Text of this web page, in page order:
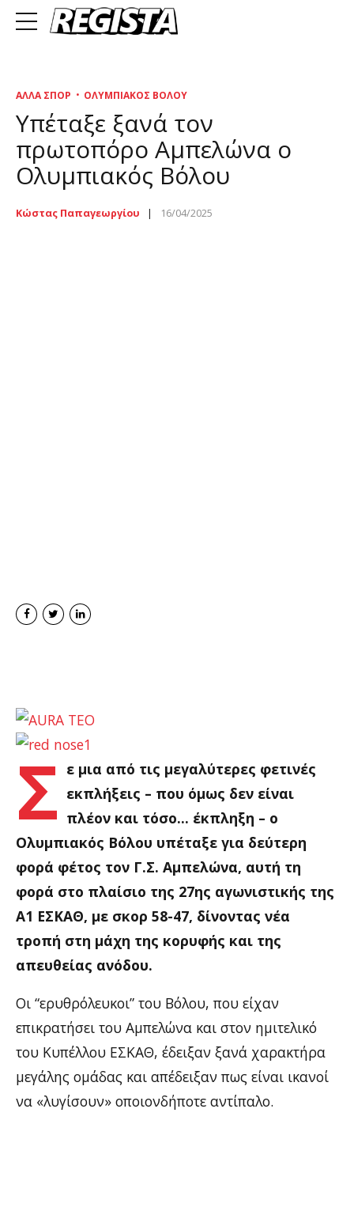
ΆΛΛΑ ΣΠΟΡ ΟΛΥΜΠΙΑΚΌΣ ΒΌΛΟΥ
Υπέταξε ξανά τον
πρωτοπόρο Αμπελώνα ο
Ολυμπιακός Βόλου
Κώστας Παπαγεωργίου 16/04/2025
Σ ε μια από τις μεγαλύτερες φετινές
εκπλήξεις – που όμως δεν είναι
πλέον και τόσο… έκπληξη – ο
Ολυμπιακός Βόλου υπέταξε για δεύτερη
φορά φέτος τον Γ.Σ. Αμπελώνα, αυτή τη
φορά στο πλαίσιο της 27ης αγωνιστικής της
Α1 ΕΣΚΑΘ, με σκορ 58-47, δίνοντας νέα
τροπή στη μάχη της κορυφής και της
απευθείας ανόδου.
Οι “ερυθρόλευκοι” του Βόλου, που είχαν
επικρατήσει του Αμπελώνα και στον ημιτελικό
του Κυπέλλου ΕΣΚΑΘ, έδειξαν ξανά χαρακτήρα
μεγάλης ομάδας και απέδειξαν πως είναι ικανοί
να «λυγίσουν» οποιονδήποτε αντίπαλο.